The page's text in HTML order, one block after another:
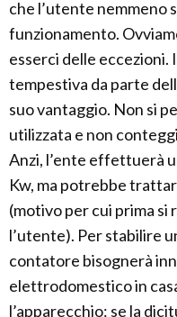
che l’utente nemmeno
funzionamento.
esserci delle eccezioni.
tempestiva da parte
suo vantaggio. Non si
utilizzata e non
Anzi, l’ente effettuerà
Kw, ma potrebbe
(motivo per cui prima si
l’utente). Per stabilire
contatore bisognerà
elettrodomestico in
l’apparecchio: se la